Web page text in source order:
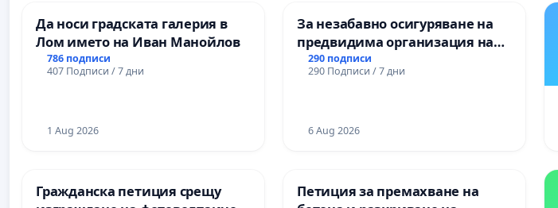
Пазарджик
Да носи градската галерия в
Лом името на Иван Манойлов
786 подписи
407 Подписи / 7 дни
1 Aug 2026
За незабавно осигуряване на
предвидима организация на
учебния процес и гарантиране
на правото на равнопоставено
Александър I“ и Хуманитарна
290 подписи
290 Подписи / 7 дни
6 Aug 2026
Гражданска петиция срещу
Петиция за премахване на